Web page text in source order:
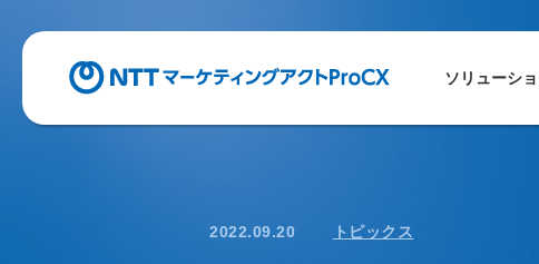
ソリューシ
2022.09.20 トピックス